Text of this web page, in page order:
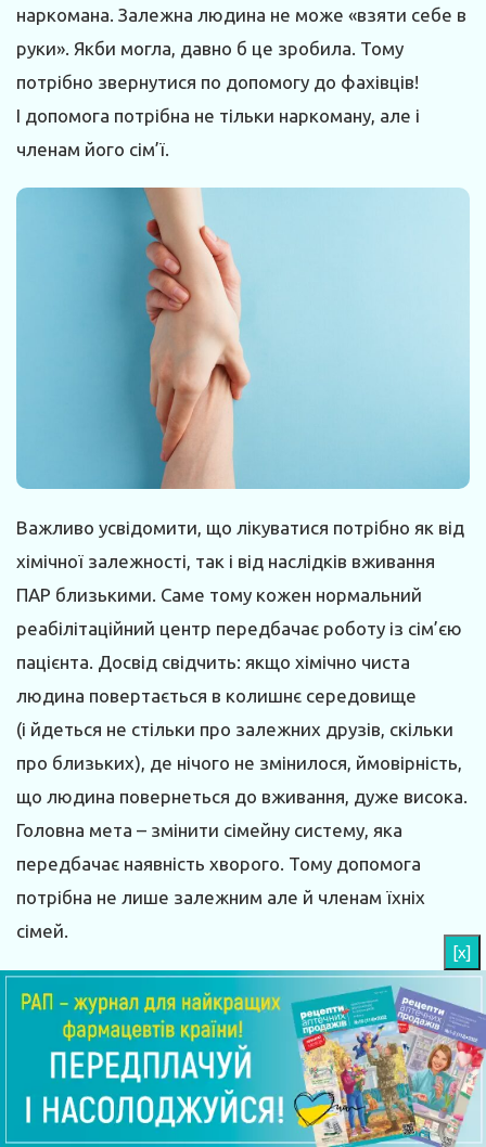
наркомана. Залежна людина не може «взяти себе в
руки». Якби могла, давно б це зробила. Тому
потрібно звернутися по допомогу до фахівців!
І допомога потрібна не тільки наркоману, але і
членам його сім’ї.
Важливо усвідомити, що лікуватися потрібно як від
хімічної залежності, так і від наслідків вживання
ПАР близькими. Саме тому кожен нормальний
реабілітаційний центр передбачає роботу із сім’єю
пацієнта. Досвід свідчить: якщо хімічно чиста
людина повертається в колишнє середовище
(і йдеться не стільки про залежних друзів, скільки
про близьких), де нічого не змінилося, ймовірність,
що людина повернеться до вживання, дуже висока.
Головна мета – змінити сімейну систему, яка
передбачає наявність хворого. Тому допомога
потрібна не лише залежним але й членам їхніх
сімей.
– Багато разів я чула про те, що члени сім’ї якимось
дивом, самі того не усвідомлюючи, заохочують
вживання психоактивних речовин. Виникає
питання: чого не можна робити?
– На жаль, але найбільша проблема полягає в тому,
[x]